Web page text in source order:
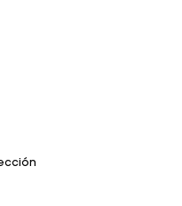
5 Customer Rating